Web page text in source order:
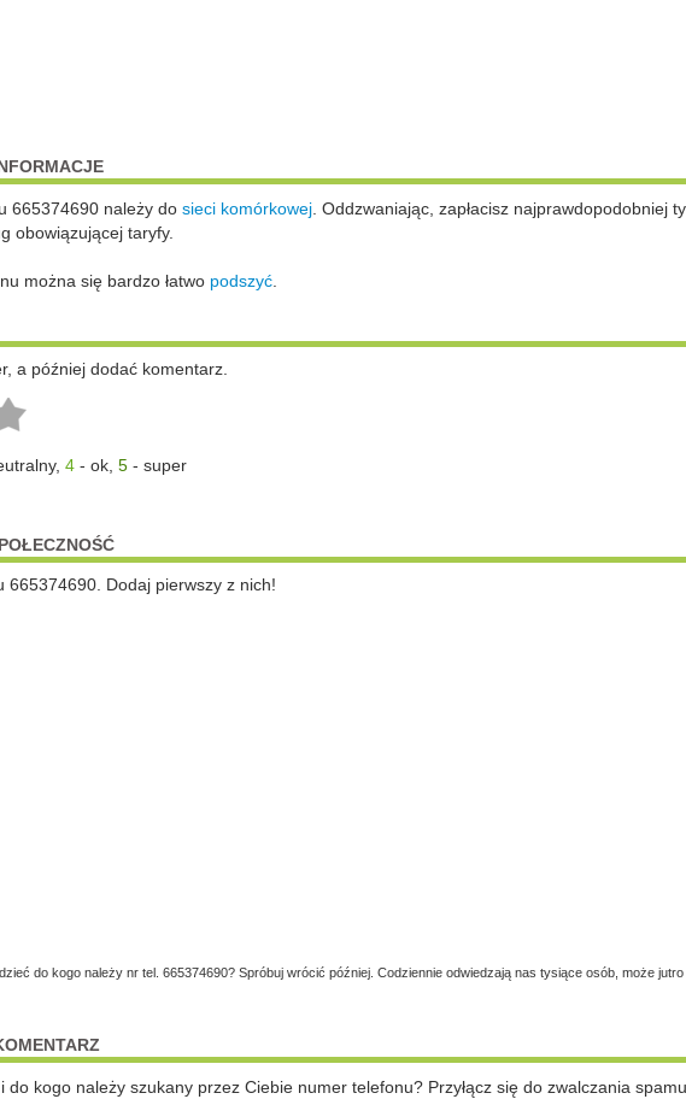
665374690 należy do sieci komórkowej. Oddzwaniając, zapłacisz najprawdopodobniej
obowiązującej taryfy.
można się bardzo łatwo podszyć.
a później dodać komentarz.
, 4- ok, 5- super
Dodaj pierwszy z nich!
do kogo należy nr tel. 665374690? Spróbuj wrócić później. Codziennie odwiedzają nas tysiące osób, może
do kogo należy szukany przez Ciebie numer telefonu? Przyłącz się do zwalczania spamu